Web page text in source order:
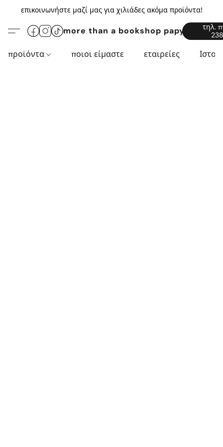
επικοινωνήστε μαζί μας για χιλιάδες ακόμα προϊόντα!
more than a bookshop
τηλ.
προϊόντα ποιοι είμαστε εταιρείες